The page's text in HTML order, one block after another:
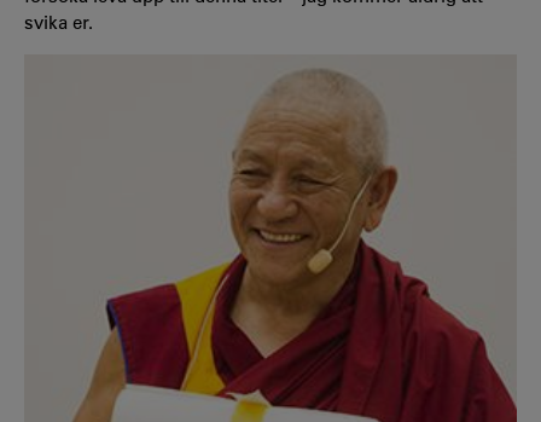
svika er.